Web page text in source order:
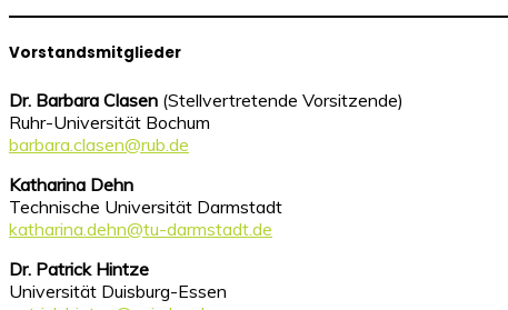
Vorstandsmitglieder
Dr. Barbara Clasen (Stellvertretende Vorsitzende)
Ruhr-Universität Bochum
barbara.clasen@rub.de
Katharina Dehn
Technische Universität Darmstadt
katharina.dehn@tu-darmstadt.de
Dr. Patrick Hintze
Universität Duisburg-Essen